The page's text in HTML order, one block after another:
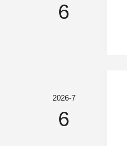
6
2026-7
6